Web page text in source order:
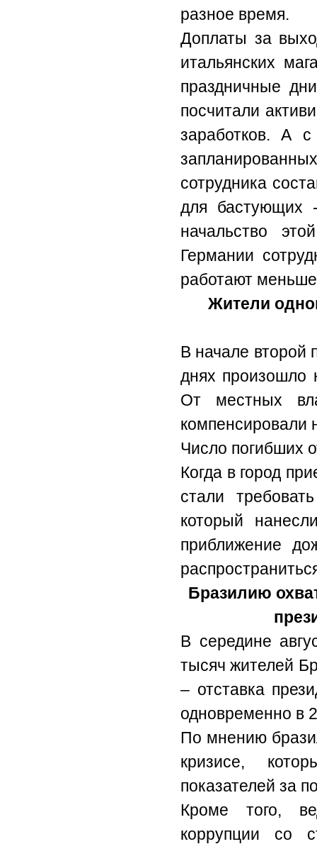
разное время.
Доплаты за
итальянских
праздничные
посчитали
заработков. А
сотрудника
для бастующих
начальство
Германии
работают
Жители
В начале второй
днях произошло
От местных
компенсировали
Число погибших
Когда в город
стали
который
приближение
Бразилию
В середине
тысяч жителей
– отставка
одновременно в
По мнению
кризисе,
показателей за
Кроме того,
коррупции со